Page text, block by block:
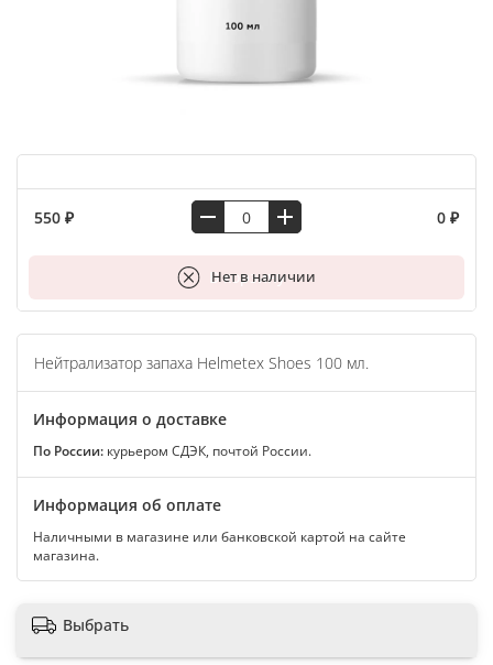
550 ₽ 0 ₽
Нет в наличии
В корзину
Нейтрализатор запаха Helmetex Shoes 100 мл.
Информация о доставке
По России: курьером СДЭК, почтой России.
Информация об оплате
Наличными в магазине или банковской картой на сайте
магазина.
Выбрать